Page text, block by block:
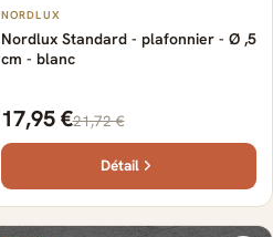
NORDLUX
Nordlux Standard - plafonnier - Ø ,5
cm - blanc
17,95 €21,72 €
Détail